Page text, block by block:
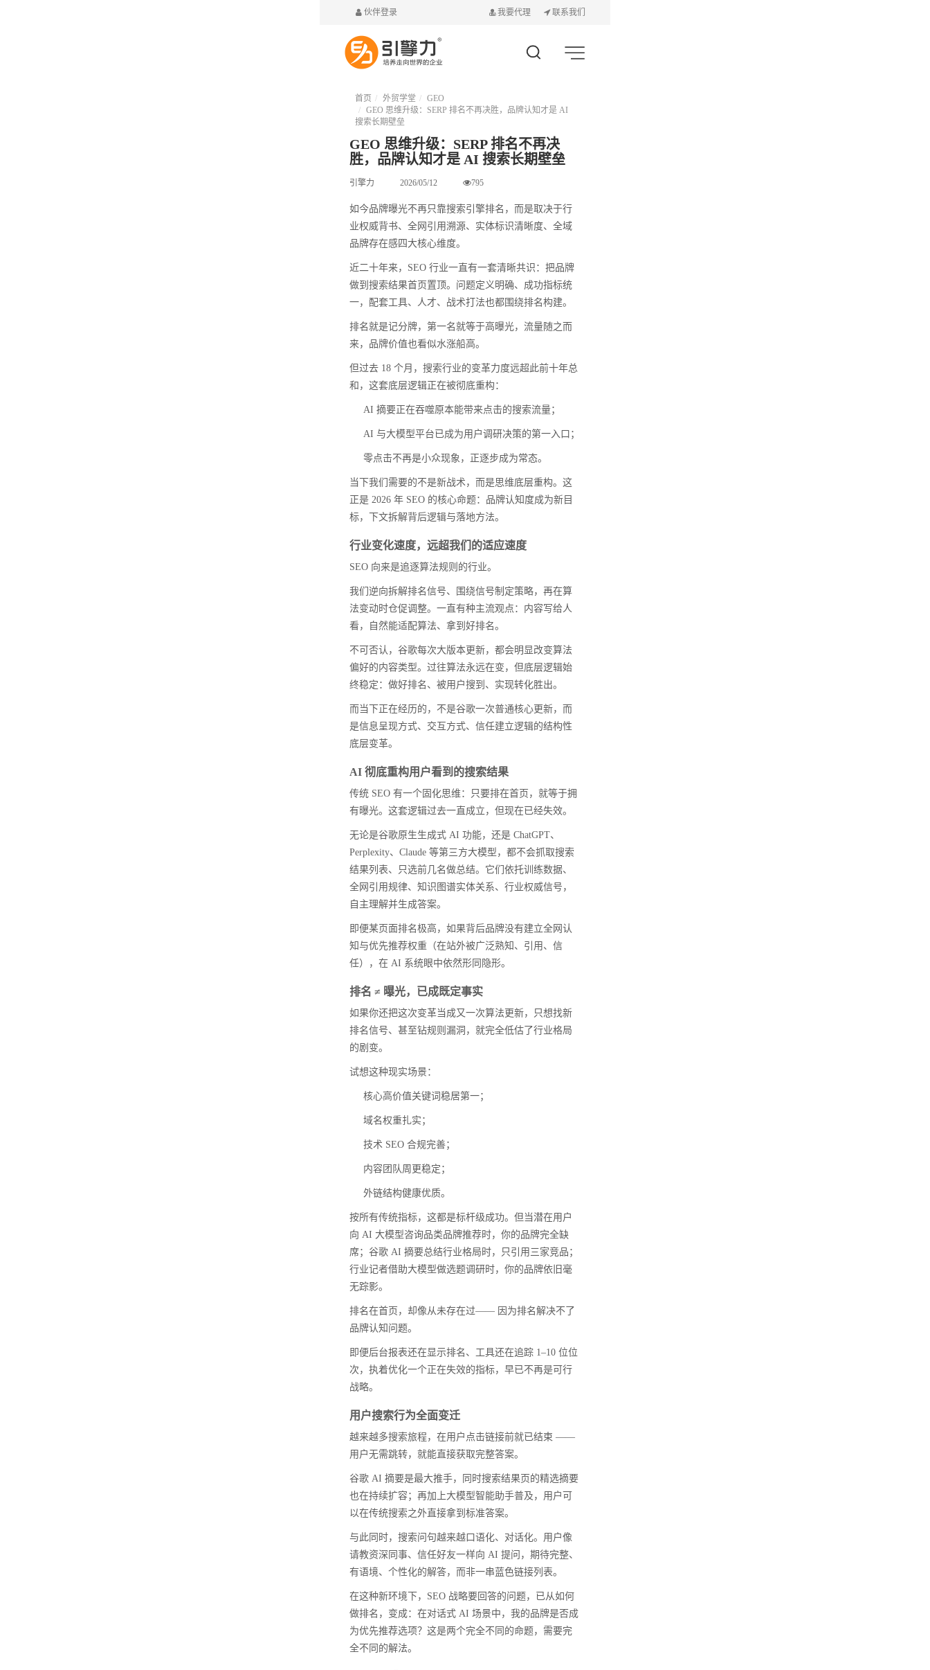
伙伴登录 我要代理 联系我们
首页 外贸学堂
GEO
GEO 思维升级：SERP 排名不再决胜，品牌认知才是 AI
搜索长期壁垒
GEO 思维升级：SERP 排名不再决
胜，品牌认知才是 AI 搜索长期壁垒
引擎力 2026/05/12 795
如今品牌曝光不再只靠搜索引擎排名，而是取决于行
业权威背书、全网引用溯源、实体标识清晰度、全域
品牌存在感四大核心维度。
近二十年来，SEO 行业一直有一套清晰共识：把品牌
做到搜索结果首页置顶。问题定义明确、成功指标统
一，配套工具、人才、战术打法也都围绕排名构建。
排名就是记分牌，第一名就等于高曝光，流量随之而
来，品牌价值也看似水涨船高。
但过去 18 个月，搜索行业的变革力度远超此前十年总
和，这套底层逻辑正在被彻底重构：
AI 摘要正在吞噬原本能带来点击的搜索流量；
AI 与大模型平台已成为用户调研决策的第一入口；
零点击不再是小众现象，正逐步成为常态。
当下我们需要的不是新战术，而是思维底层重构。这
正是 2026 年 SEO 的核心命题：品牌认知度成为新目
标，下文拆解背后逻辑与落地方法。
行业变化速度，远超我们的适应速度
SEO 向来是追逐算法规则的行业。
我们逆向拆解排名信号、围绕信号制定策略，再在算
法变动时仓促调整。一直有种主流观点：内容写给人
看，自然能适配算法、拿到好排名。
不可否认，谷歌每次大版本更新，都会明显改变算法
偏好的内容类型。过往算法永远在变，但底层逻辑始
终稳定：做好排名、被用户搜到、实现转化胜出。
而当下正在经历的，不是谷歌一次普通核心更新，而
是信息呈现方式、交互方式、信任建立逻辑的结构性
底层变革。
AI 彻底重构用户看到的搜索结果
传统 SEO 有一个固化思维：只要排在首页，就等于拥
有曝光。这套逻辑过去一直成立，但现在已经失效。
无论是谷歌原生生成式 AI 功能，还是 ChatGPT、
Perplexity、Claude 等第三方大模型，都不会抓取搜索
结果列表、只选前几名做总结。它们依托训练数据、
全网引用规律、知识图谱实体关系、行业权威信号，
自主理解并生成答案。
即便某页面排名极高，如果背后品牌没有建立全网认
知与优先推荐权重（在站外被广泛熟知、引用、信
任），在 AI 系统眼中依然形同隐形。
排名 ≠ 曝光，已成既定事实
如果你还把这次变革当成又一次算法更新，只想找新
排名信号、甚至钻规则漏洞，就完全低估了行业格局
的剧变。
试想这种现实场景：
核心高价值关键词稳居第一；
域名权重扎实；
技术 SEO 合规完善；
内容团队周更稳定；
外链结构健康优质。
按所有传统指标，这都是标杆级成功。但当潜在用户
向 AI 大模型咨询品类品牌推荐时，你的品牌完全缺
席；谷歌 AI 摘要总结行业格局时，只引用三家竞品；
行业记者借助大模型做选题调研时，你的品牌依旧毫
无踪影。
排名在首页，却像从未存在过—— 因为排名解决不了
品牌认知问题。
即便后台报表还在显示排名、工具还在追踪 1–10 位位
次，执着优化一个正在失效的指标，早已不再是可行
战略。
用户搜索行为全面变迁
越来越多搜索旅程，在用户点击链接前就已结束 ——
用户无需跳转，就能直接获取完整答案。
谷歌 AI 摘要是最大推手，同时搜索结果页的精选摘要
也在持续扩容；再加上大模型智能助手普及，用户可
以在传统搜索之外直接拿到标准答案。
与此同时，搜索问句越来越口语化、对话化。用户像
请教资深同事、信任好友一样向 AI 提问，期待完整、
有语境、个性化的解答，而非一串蓝色链接列表。
在这种新环境下，SEO 战略要回答的问题，已从如何
做排名，变成：在对话式 AI 场景中，我的品牌是否成
为优先推荐选项？这是两个完全不同的命题，需要完
全不同的解法。